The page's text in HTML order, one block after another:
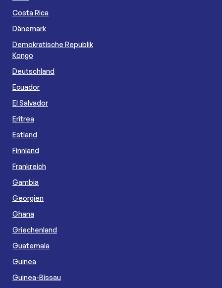
Costa Rica
Dänemark
Demokratische Republik
Kongo
Deutschland
Ecuador
El Salvador
Eritrea
Estland
Finnland
Frankreich
Gambia
Georgien
Ghana
Griechenland
Guatemala
Guinea
Guinea-Bissau